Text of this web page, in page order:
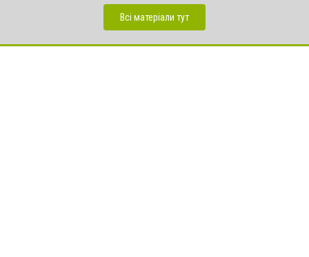
Всі матеріали тут